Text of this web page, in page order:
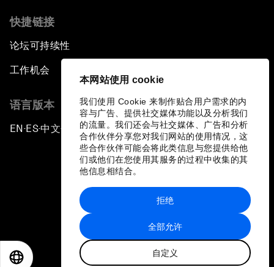
本网站使用 cookie
我们使用 Cookie 来制作贴合用户需求的内
容与广告、提供社交媒体功能以及分析我们
的流量。我们还会与社交媒体、广告和分析
合作伙伴分享您对我们网站的使用情况，这
些合作伙伴可能会将此类信息与您提供给他
们或他们在您使用其服务的过程中收集的其
他信息相结合。
全部允许
自定义
拒绝
快捷链接
论坛可持续性
工作机会
语言版本
EN ▪ES▪中文▪ 日本語
站点地图
世界经济论坛